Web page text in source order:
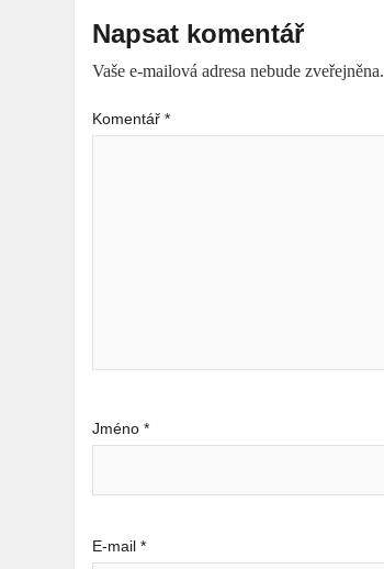
Napsat komentář
Vaše e-mailová adresa nebude zveřejněna.
Komentář*
Jméno*
E-mail*